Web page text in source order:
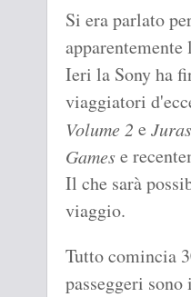
Si era parlato
apparentemente
Ieri la Sony ha
viaggiatori
Volume 2 e
Gamese
Il che sarà
viaggio.
Tutto comincia
passeggeri